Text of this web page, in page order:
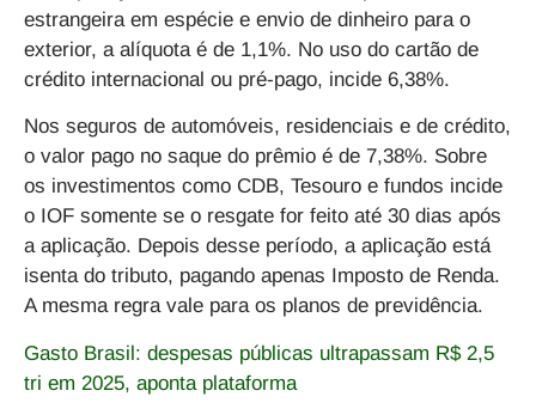
estrangeira em espécie e envio de dinheiro para o
exterior, a alíquota é de 1,1%. No uso do cartão de
crédito internacional ou pré-pago, incide 6,38%.
Nos seguros de automóveis, residenciais e de crédito,
o valor pago no saque do prêmio é de 7,38%. Sobre
os investimentos como CDB, Tesouro e fundos incide
o IOF somente se o resgate for feito até 30 dias após
a aplicação. Depois desse período, a aplicação está
isenta do tributo, pagando apenas Imposto de Renda.
A mesma regra vale para os planos de previdência.
Gasto Brasil: despesas públicas ultrapassam R$ 2,5
tri em 2025, aponta plataforma